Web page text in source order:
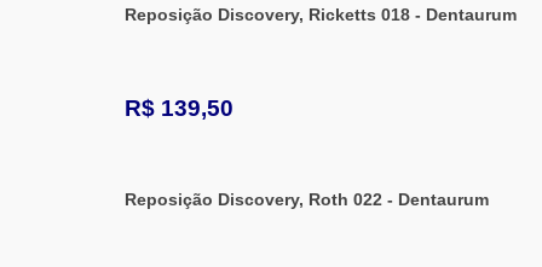
Reposição Discovery, Ricketts 018 - Dentaurum
R$ 139,50
Reposição Discovery, Roth 022 - Dentaurum